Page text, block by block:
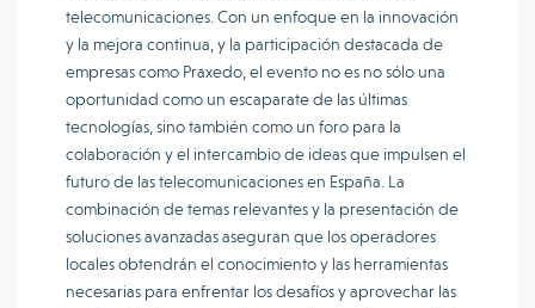
telecomunicaciones. Con un enfoque en la innovación
y la mejora continua, y la participación destacada de
empresas como Praxedo, el evento no es no sólo una
oportunidad como un escaparate de las últimas
tecnologías, sino también como un foro para la
colaboración y el intercambio de ideas que impulsen el
futuro de las telecomunicaciones en España. La
combinación de temas relevantes y la presentación de
soluciones avanzadas aseguran que los operadores
locales obtendrán el conocimiento y las herramientas
necesarias para enfrentar los desafíos y aprovechar las